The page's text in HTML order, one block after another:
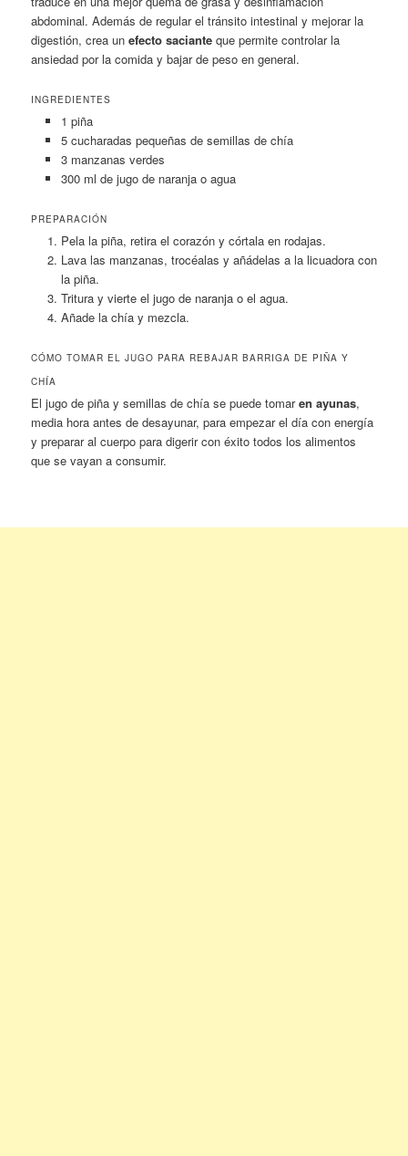
abdominal. Además de regular el tránsito intestinal y mejorar la
digestión, crea unefecto saciante que permite controlar la
ansiedad por la comida y bajar de peso en general.
INGREDIENTES
1 piña
5 cucharadas pequeñas de semillas de chía
3 manzanas verdes
300 ml de jugo de naranja o agua
PREPARACIÓN
Pela la piña, retira el corazón y córtala en rodajas.
Lava las manzanas, trocéalas y añádelas a la licuadora con
la piña.
Tritura y vierte el jugo de naranja o el agua.
Añade la chía y mezcla.
CÓMO TOMAR EL JUGO PARA REBAJAR BARRIGA DE PIÑA Y
CHÍA
El jugo de piña y semillas de chía se puede tomaren ayunas,
media hora antes de desayunar, para empezar el día con energía
y preparar al cuerpo para digerir con éxito todos los alimentos
que se vayan a consumir.